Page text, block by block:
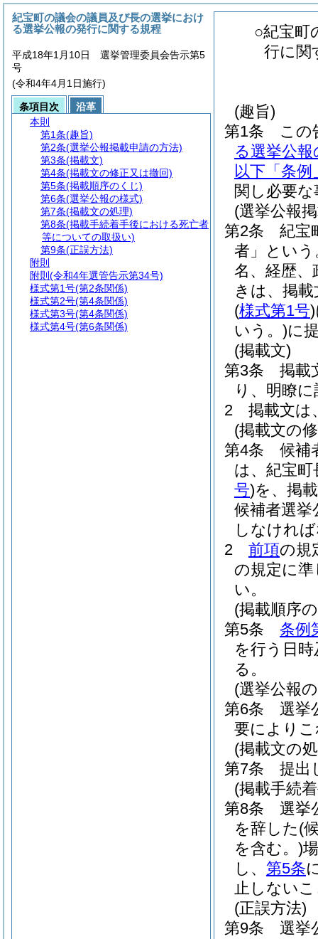
○紀宝町
行に関
(趣旨)
第1条
この
る選挙公
以下「条
関し必要
(選挙公報
第2条
紀宝
者」という
名、経歴
きは、掲
(様式第1号)
いう。)に
(掲載文)
第3条
掲載
り、明瞭
2
掲載文は
(掲載文の
第4条
候補
は、紀宝町
号)を、掲
候補者選挙
しなけれ
2
前項の規
の規定に
い。
(掲載順序
第5条
条例
を行う日
る。
(選挙公報
第6条
選挙
要により
(掲載文の
第7条
提出
(掲載手続
第8条
選挙
を辞した (
を含む。)
し、 第5条
止しない
(正誤方法)
第9条
選挙
紀宝町の議会の議員及び長の選挙におけ
る選挙公報の発行に関する規程
平成18年1月10日 選挙管理委員会告示第5
号
(令和4年4月1日施行)
条項目次
沿革
本則
第1条(趣旨)
第2条(選挙公報掲載申請の方法)
第3条(掲載文)
第4条(掲載文の修正又は撤回)
第5条(掲載順序のくじ)
第6条(選挙公報の様式)
第7条(掲載文の処理)
第8条(掲載手続着手後における死亡者
等についての取扱い)
第9条(正誤方法)
附則
附則 (令和4年選管告示第34号)
様式第1号(第2条関係)
様式第2号(第4条関係)
様式第3号(第4条関係)
様式第4号(第6条関係)